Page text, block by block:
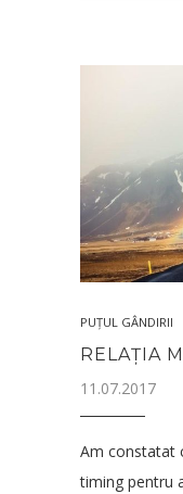
PUȚUL GÂNDIRII
RELAȚIA
11.07.2017
Am constatat
timing pentru